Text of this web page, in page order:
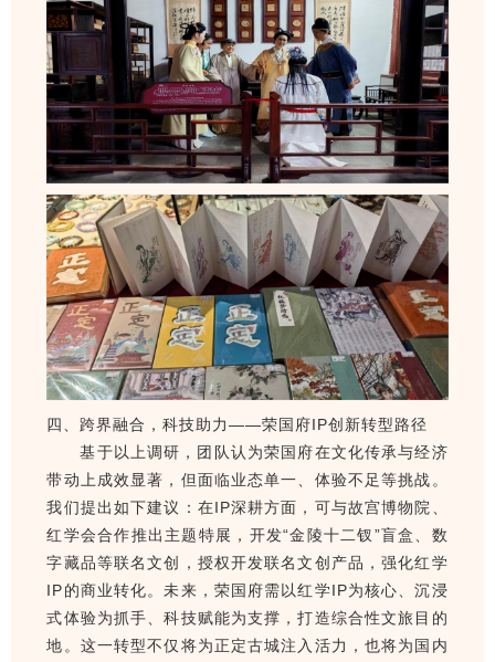
四、跨界融合，科技助力——荣国府IP创新转型路径
基于以上调研，团队认为荣国府在文化传承与经济
带动上成效显著，但面临业态单一、体验不足等挑战。
我们提出如下建议：在IP深耕方面，可与故宫博物院、
红学会合作推出主题特展，开发“金陵十二钗”盲盒、数
字藏品等联名文创，授权开发联名文创产品，强化红学
IP的商业转化。未来，荣国府需以红学IP为核心、沉浸
式体验为抓手、科技赋能为支撑，打造综合性文旅目的
地。这一转型不仅将为正定古城注入活力，也将为国内